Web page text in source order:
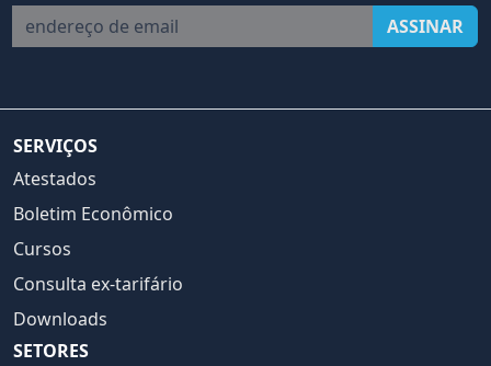
endereço de email
ASSINAR
SERVIÇOS
Atestados
Boletim Econômico
Cursos
Consulta ex-tarifário
Downloads
SETORES